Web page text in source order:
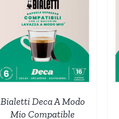
Bialetti Deca A Modo
Mio Compatible
DETAILS